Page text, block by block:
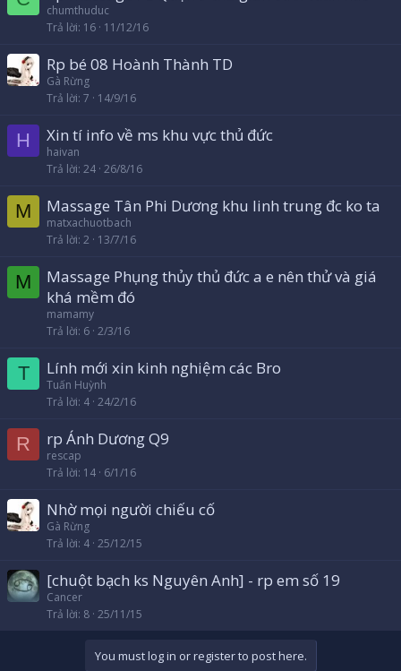
chumthuduc
Trả lời 16 11/12/16
Rp bé 08 Hoành Thành TD
Gà Rừng
Trả lời 7 14/9/16
H Xin tí info về ms khu vực thủ đức
haivan
Trả lời 24 26/8/16
M Massage Tân Phi Dương khu linh trung đc ko ta
matxachuotbach
Trả lời 2 13/7/16
M
Massage Phụng thủy thủ đức a e nên thử và giá
khá mềm đó
mamamy
Trả lời 6 2/3/16
T Lính mới xin kinh nghiệm các Bro
Tuấn Huỳnh
Trả lời 4 24/2/16
R rp Ánh Dương Q9
rescap
Trả lời 14 6/1/16
Nhờ mọi người chiếu cố
Gà Rừng
Trả lời 4 25/12/15
[chuột bạch ks Nguyên Anh] - rp em số 19
Cancer
Trả lời 8 25/11/15
You must log in or register to post here.